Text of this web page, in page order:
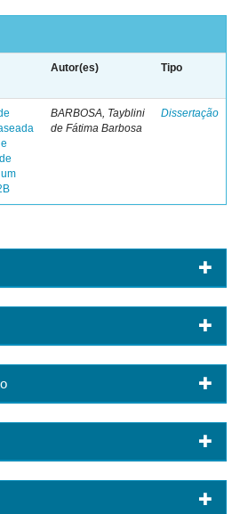
Autor(es) Tipo
BARBOSA, Tayblini
de Fátima Barbosa
Dissertação